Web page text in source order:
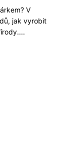
V
jak vyrobit